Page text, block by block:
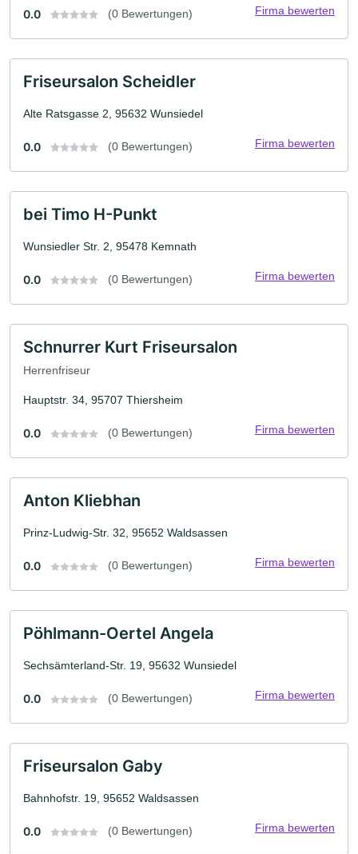
0.0 (0 Bewertungen) Firma bewerten
Friseursalon Scheidler
Alte Ratsgasse 2, 95632 Wunsiedel
0.0 (0 Bewertungen) Firma bewerten
bei Timo H-Punkt
Wunsiedler Str. 2, 95478 Kemnath
0.0 (0 Bewertungen) Firma bewerten
Schnurrer Kurt Friseursalon
Herrenfriseur
Hauptstr. 34, 95707 Thiersheim
0.0 (0 Bewertungen) Firma bewerten
Anton Kliebhan
Prinz-Ludwig-Str. 32, 95652 Waldsassen
0.0 (0 Bewertungen) Firma bewerten
Pöhlmann-Oertel Angela
Sechsämterland-Str. 19, 95632 Wunsiedel
0.0 (0 Bewertungen) Firma bewerten
Friseursalon Gaby
Bahnhofstr. 19, 95652 Waldsassen
0.0 (0 Bewertungen) Firma bewerten